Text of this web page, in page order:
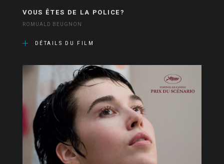
VOUS ÊTES DE LA POLICE?
ROMUALD BEUGNON
DÉTAILS DU FILM